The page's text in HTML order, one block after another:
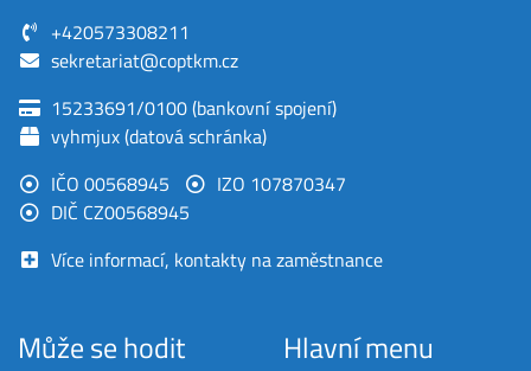
+420573308211
sekretariat@coptkm.cz
15233691/0100 (bankovní spojení)
vyhmjux (datová schránka)
IČO 00568945
IZO 107870347
DIČ CZ00568945
Více informací, kontakty na zaměstnance
Může se hodit Hlavní menu